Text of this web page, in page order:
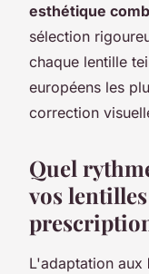
esthétique
sélection
chaque lentille
européens les
correction
Quel
vos
L'adaptation aux